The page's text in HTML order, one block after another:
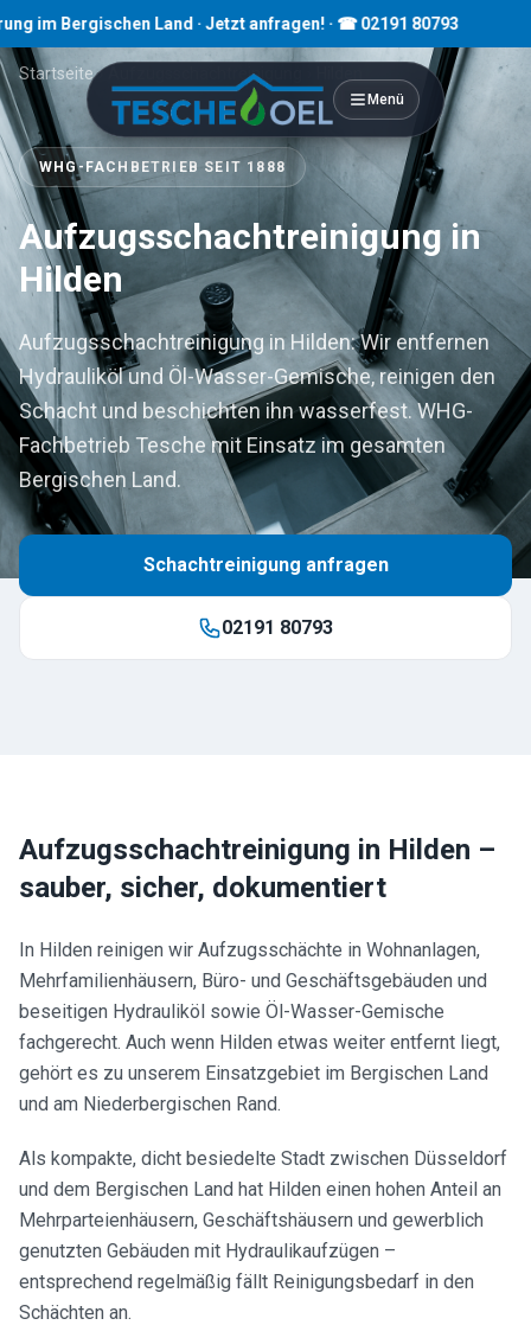
Land · Jetzt anfragen! · ☎ 02191 80793
Menü
Startseite › Aufzugsschachtreinigung
WHG-FACHBETRIEB SEIT 1888
Aufzugsschachtreinigung in
Hilden
Aufzugsschachtreinigung in Hilden: Wir entfernen
Hydrauliköl und Öl-Wasser-Gemische, reinigen den
Schacht und beschichten ihn wasserfest. WHG-
Fachbetrieb Tesche mit Einsatz im gesamten
Bergischen Land.
Schachtreinigung anfragen
02191 80793
Aufzugsschachtreinigung in Hilden –
sauber, sicher, dokumentiert
In Hilden reinigen wir Aufzugsschächte in Wohnanlagen,
Mehrfamilienhäusern, Büro- und Geschäftsgebäuden und
beseitigen Hydrauliköl sowie Öl-Wasser-Gemische
fachgerecht. Auch wenn Hilden etwas weiter entfernt liegt,
gehört es zu unserem Einsatzgebiet im Bergischen Land
und am Niederbergischen Rand.
Als kompakte, dicht besiedelte Stadt zwischen Düsseldorf
und dem Bergischen Land hat Hilden einen hohen Anteil an
Mehrparteienhäusern, Geschäftshäusern und gewerblich
genutzten Gebäuden mit Hydraulikaufzügen –
entsprechend regelmäßig fällt Reinigungsbedarf in den
Schächten an.